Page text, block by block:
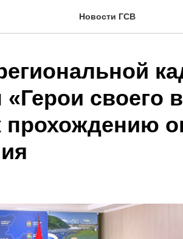
Новости ГСВ
своего
прохождению